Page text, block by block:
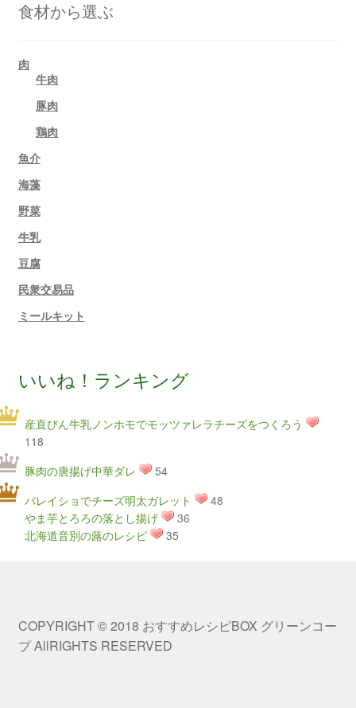
食材から選ぶ
肉
牛肉
豚肉
鶏肉
魚介
海藻
野菜
牛乳
豆腐
民衆交易品
ミールキット
いいね！ランキング
産直びん牛乳ノンホモでモッツァレラチーズをつくろう
118
豚肉の唐揚げ中華ダレ
54
バレイショでチーズ明太ガレット
48
やま芋とろろの落とし揚げ
36
北海道音別の蕗のレシピ
35
COPYRIGHT © 2018 おすすめレシピBOX グリーンコー
プ AllRIGHTS RESERVED